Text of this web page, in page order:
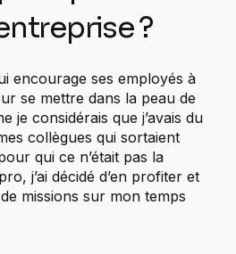
?
encourage ses employés à
se mettre dans la peau de
je considérais que j’avais du
collègues qui sortaient
qui ce n’était pas la
j’ai décidé d’en profiter et
missions sur mon temps